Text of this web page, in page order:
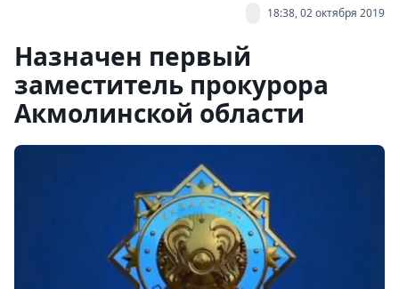
18:38, 02 октября 2019
Назначен первый
заместитель прокурора
Акмолинской области